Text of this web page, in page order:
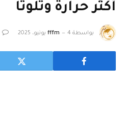
أكثر حرارة وتلوثا
بواسطة fffm 4 يونيو، 2025